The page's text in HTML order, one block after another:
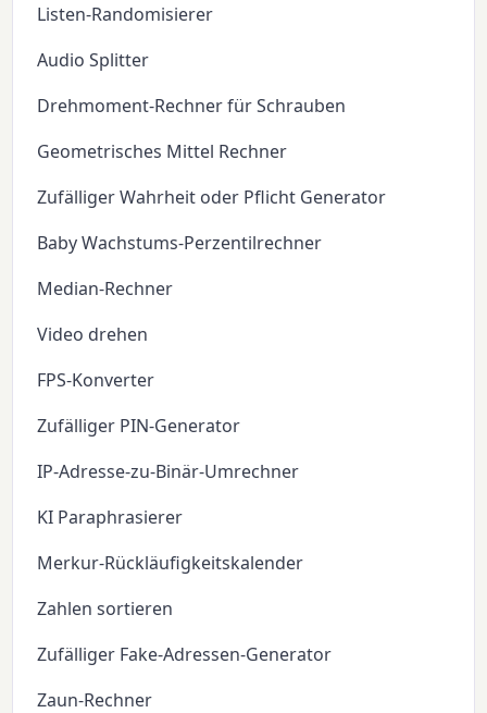
Listen-Randomisierer
Audio Splitter
Drehmoment-Rechner für Schrauben
Geometrisches Mittel Rechner
Zufälliger Wahrheit oder Pflicht Generator
Baby Wachstums-Perzentilrechner
Median-Rechner
Video drehen
FPS-Konverter
Zufälliger PIN-Generator
IP-Adresse-zu-Binär-Umrechner
KI Paraphrasierer
Merkur-Rückläufigkeitskalender
Zahlen sortieren
Zufälliger Fake-Adressen-Generator
Zaun-Rechner